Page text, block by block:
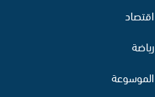
اقتصاد
رياضة
الموسوعة